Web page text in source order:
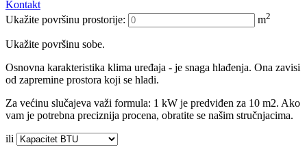
Kontakt
Ukažite površinu prostorije:
m2
Ukažite površinu sobe.
Osnovna karakteristika klima uređaja - je snaga hlađenja. Ona zavisi
od zapremine prostora koji se hladi.
Za većinu slučajeva važi formula: 1 kW je predviđen za 10 m2. Ako
vam je potrebna preciznija procena, obratite se našim stručnjacima.
ili